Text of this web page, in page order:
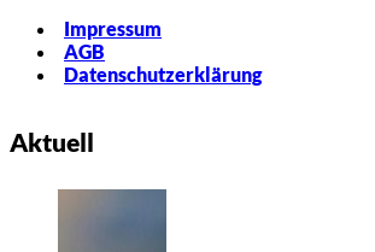
Impressum
AGB
Datenschutzerklärung
Aktuell